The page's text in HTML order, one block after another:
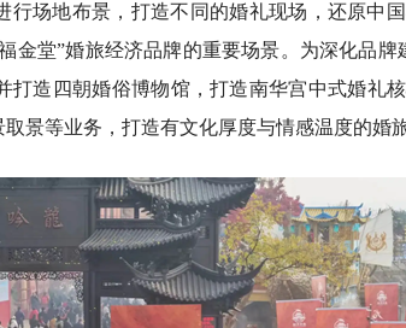
行场地布景，打造不同的婚礼现场，还原中
金堂”婚旅经济品牌的重要场景。为深化品
造四朝婚俗博物馆，打造南华宫中式婚礼
景等业务，打造有文化厚度与情感温度的婚